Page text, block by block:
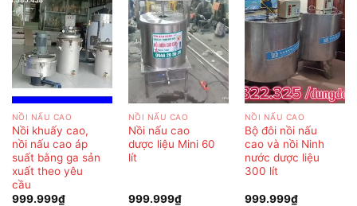
NỒI NẤU CAO
Nồi khuấy cao,
nồi nấu cao áp
suất bằng ga sản
xuất theo yêu
cầu
999.999₫
NỒI NẤU CAO
Nồi nấu cao
dược liệu Mini 60
lít
999.999₫
NỒI NẤU CAO
Bộ đôi nồi nấu
cao và nồi Ninh
nước dược liệu
300 lít
999.999₫